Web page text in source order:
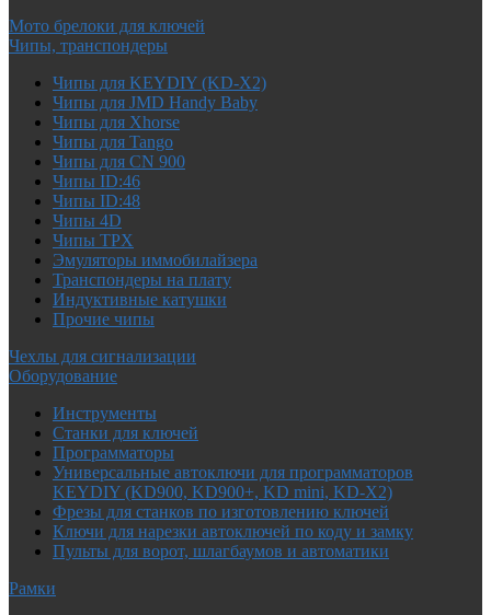
Мото брелоки для ключей
Чипы, транспондеры
Чипы для KEYDIY (KD-X2)
Чипы для JMD Handy Baby
Чипы для Xhorse
Чипы для Tango
Чипы для CN 900
Чипы ID:46
Чипы ID:48
Чипы 4D
Чипы TPX
Эмуляторы иммобилайзера
Транспондеры на плату
Индуктивные катушки
Прочие чипы
Чехлы для сигнализации
Оборудование
Инструменты
Cтанки для ключей
Программаторы
Универсальные автоключи для программаторов
KEYDIY (KD900, KD900+, KD mini, KD-X2)
Фрезы для станков по изготовлению ключей
Ключи для нарезки автоключей по коду и замку
Пульты для ворот, шлагбаумов и автоматики
Рамки